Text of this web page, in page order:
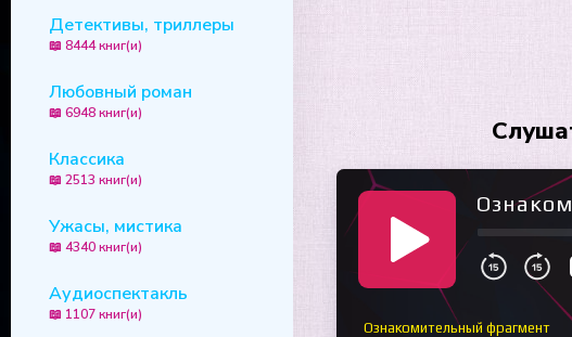
Детективы, триллеры
📖 8444 книг(и)
Любовный роман
📖 6948 книг(и)
Классика
📖 2513 книг(и)
Ужасы, мистика
📖 4340 книг(и)
Аудиоспектакль
📖 1107 книг(и)
Ознакомительный фрагмент